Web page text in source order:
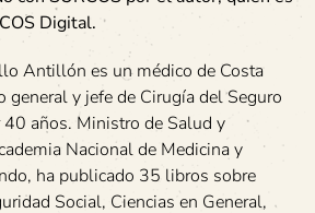
Digital.
Antillón es un médico de Costa
general y jefe de Cirugía del Seguro
años. Ministro de Salud y
Nacional de Medicina y
ha publicado 35 libros sobre
Social, Ciencias en General,